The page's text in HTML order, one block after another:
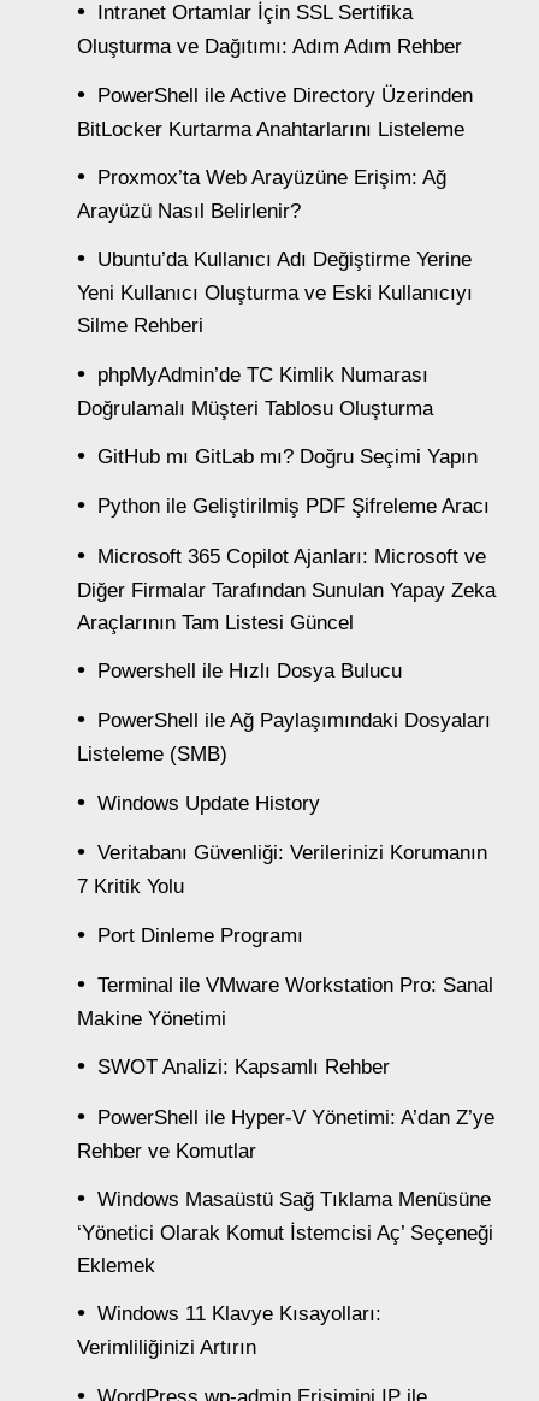
Intranet Ortamlar İçin SSL Sertifika
Oluşturma ve Dağıtımı: Adım Adım Rehber
PowerShell ile Active Directory Üzerinden
BitLocker Kurtarma Anahtarlarını Listeleme
Proxmox’ta Web Arayüzüne Erişim: Ağ
Arayüzü Nasıl Belirlenir?
Ubuntu’da Kullanıcı Adı Değiştirme Yerine
Yeni Kullanıcı Oluşturma ve Eski Kullanıcıyı
Silme Rehberi
phpMyAdmin’de TC Kimlik Numarası
Doğrulamalı Müşteri Tablosu Oluşturma
GitHub mı GitLab mı? Doğru Seçimi Yapın
Python ile Geliştirilmiş PDF Şifreleme Aracı
Microsoft 365 Copilot Ajanları: Microsoft ve
Diğer Firmalar Tarafından Sunulan Yapay Zeka
Araçlarının Tam Listesi Güncel
Powershell ile Hızlı Dosya Bulucu
PowerShell ile Ağ Paylaşımındaki Dosyaları
Listeleme (SMB)
Windows Update History
Veritabanı Güvenliği: Verilerinizi Korumanın
7 Kritik Yolu
Port Dinleme Programı
Terminal ile VMware Workstation Pro: Sanal
Makine Yönetimi
SWOT Analizi: Kapsamlı Rehber
PowerShell ile Hyper-V Yönetimi: A’dan Z’ye
Rehber ve Komutlar
Windows Masaüstü Sağ Tıklama Menüsüne
‘Yönetici Olarak Komut İstemcisi Aç’ Seçeneği
Eklemek
Windows 11 Klavye Kısayolları:
Verimliliğinizi Artırın
WordPress wp-admin Erişimini IP ile